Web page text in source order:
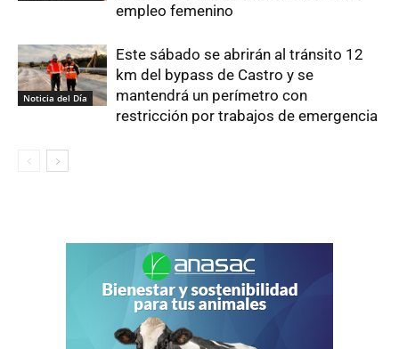
empleo femenino
Noticia del Día
Este sábado se abrirán al tránsito 12
km del bypass de Castro y se
mantendrá un perímetro con
restricción por trabajos de emergencia